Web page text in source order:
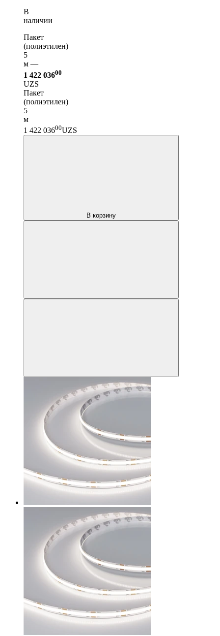
В
наличии
Пакет
(полиэтилен)
5
м —
1 422 03600
UZS
Пакет
(полиэтилен)
5
м
1 422 03600UZS
В корзину